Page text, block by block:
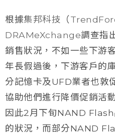
根據集邦科技 （
DRAMeXchange調查指
銷售狀況，不如一些下游
年長假過後，下游客戶的
分記憶卡及UFD業者也敦
協助他們進行降價促銷活
因此2月下旬NAND
的狀況，而部分NAND